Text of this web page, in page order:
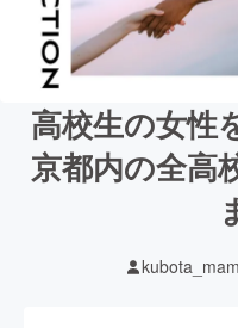
高校生の女性
京都内の全高